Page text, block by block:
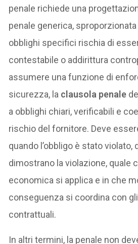
penale richiede una
penale generica,
obblighi specifici rischia di
contestabile o addirittura
assumere una funzione di
sicurezza, la clausola penale
a obblighi chiari, verificabili e
rischio del fornitore. Deve
quando l’obbligo è stato violato,
dimostrano la violazione, quale
economica si applica e in che
conseguenza si coordina con
contrattuali.
In altri termini, la penale non